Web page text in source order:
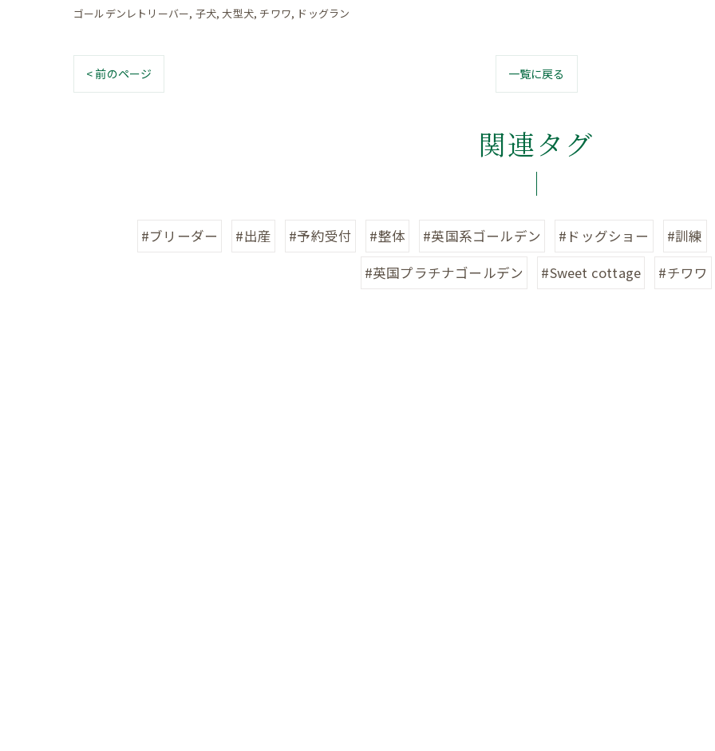
ゴールデンレトリーバー 子犬 大型犬 チワワ ドッグラン
< 前のページ 一覧に戻る
関連タグ
#ブリーダー #出産 #予約受付 #整体 #英国系ゴールデン #ドッグショー #訓練
#英国プラチナゴールデン
#Sweet cottage #チワワ